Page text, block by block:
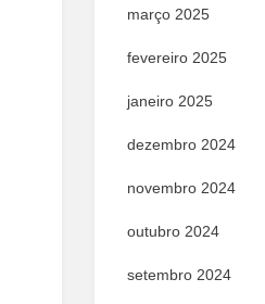
março 2025
fevereiro 2025
janeiro 2025
dezembro 2024
novembro 2024
outubro 2024
setembro 2024